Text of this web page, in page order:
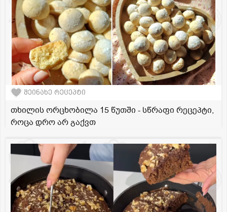
შეინახე რეცეპტი
თხილის ორცხობილა 15 წუთში - სწრაფი რეცეპტი,
როცა დრო არ გაქვთ